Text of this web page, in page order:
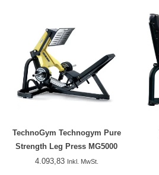
TechnoGym Technogym Pure
Strength Leg Press MG5000
4.093,83 Inkl. MwSt.